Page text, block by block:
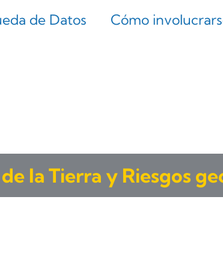
de Datos Cómo
la Tierra y Riesgos